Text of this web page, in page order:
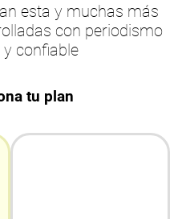
esta y muchas más
con periodismo
confiable
tu plan